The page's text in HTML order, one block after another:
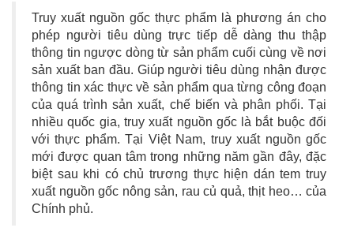
Truy xuất nguồn gốc thực phẩm là phương án cho
phép người tiêu dùng trực tiếp dễ dàng thu thập
thông tin ngược dòng từ sản phẩm cuối cùng về nơi
sản xuất ban đầu. Giúp người tiêu dùng nhận được
thông tin xác thực về sản phẩm qua từng công đoạn
của quá trình sản xuất, chế biến và phân phối. Tại
nhiều quốc gia, truy xuất nguồn gốc là bắt buộc đối
với thực phẩm. Tại Việt Nam, truy xuất nguồn gốc
mới được quan tâm trong những năm gần đây, đặc
biệt sau khi có chủ trương thực hiện dán tem truy
xuất nguồn gốc nông sản, rau củ quả, thịt heo… của
Chính phủ.